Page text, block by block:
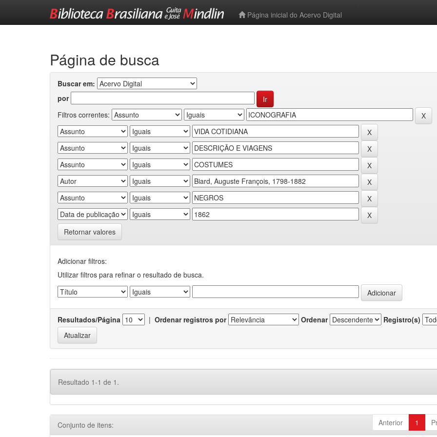
Página inicial do Acervo Digital
Página de busca
Buscar em:
por
Filtros correntes:
Retornar valores
Adicionar filtros:
Utilizar filtros para refinar o resultado de busca.
Resultados/Página | Ordenar registros por Ordenar Registro(s)
Resultado 1-1 de 1.
Anterior 1
Conjunto de itens: